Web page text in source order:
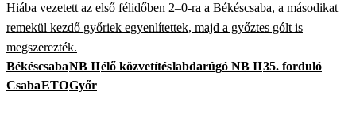
Hiába vezetett az első félidőben 2–0-ra a Békéscsaba, a másodikat
remekül kezdő győriek egyenlítettek, majd a győztes gólt is
megszerezték.
BékéscsabaNB IIélő közvetítéslabdarúgó NB II35. forduló
CsabaETOGyőr